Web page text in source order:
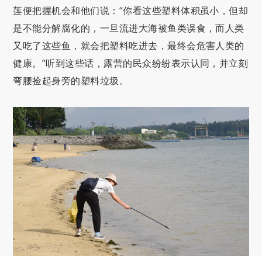
莲便把握机会和他们说：“你看这些塑料体积虽小，但却
是不能分解腐化的，一旦流进大海被鱼类误食，而人类
又吃了这些鱼，就会把塑料吃进去，最终会危害人类的
健康。”听到这些话，露营的民众纷纷表示认同，并立刻
弯腰捡起身旁的塑料垃圾。